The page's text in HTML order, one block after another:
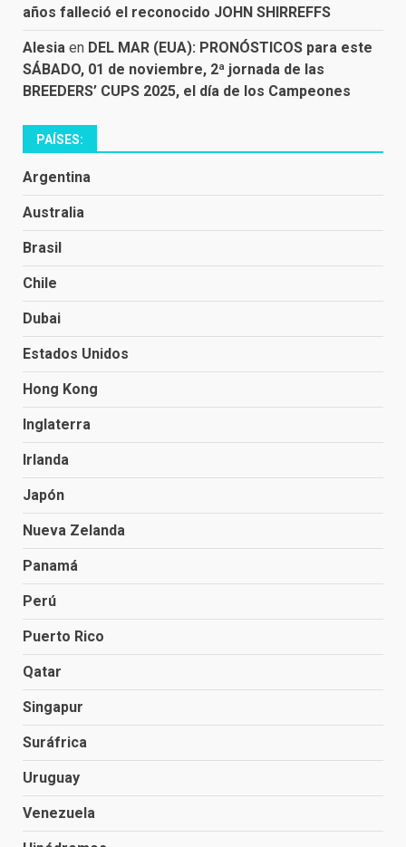
años falleció el reconocido JOHN SHIRREFFS
Alesia en DEL MAR (EUA): PRONÓSTICOS para este
SÁBADO, 01 de noviembre, 2ª jornada de las
BREEDERS’ CUPS 2025, el día de los Campeones
PAÍSES:
Argentina
Australia
Brasil
Chile
Dubai
Estados Unidos
Hong Kong
Inglaterra
Irlanda
Japón
Nueva Zelanda
Panamá
Perú
Puerto Rico
Qatar
Singapur
Suráfrica
Uruguay
Venezuela